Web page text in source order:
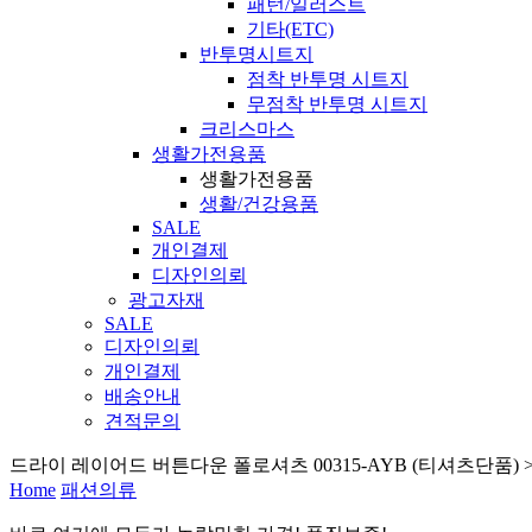
기타(ETC)
반투명시트지
점착 반투명 시트지
무점착 반투명 시트지
크리스마스
생활가전용품
생활가전용품
생활/건강용품
SALE
개인결제
디자인의뢰
광고자재
SALE
디자인의뢰
개인결제
배송안내
견적문의
드라이 레이어드 버튼다운 폴로셔츠 00315-AYB (티셔츠단품)
Home 패션의류